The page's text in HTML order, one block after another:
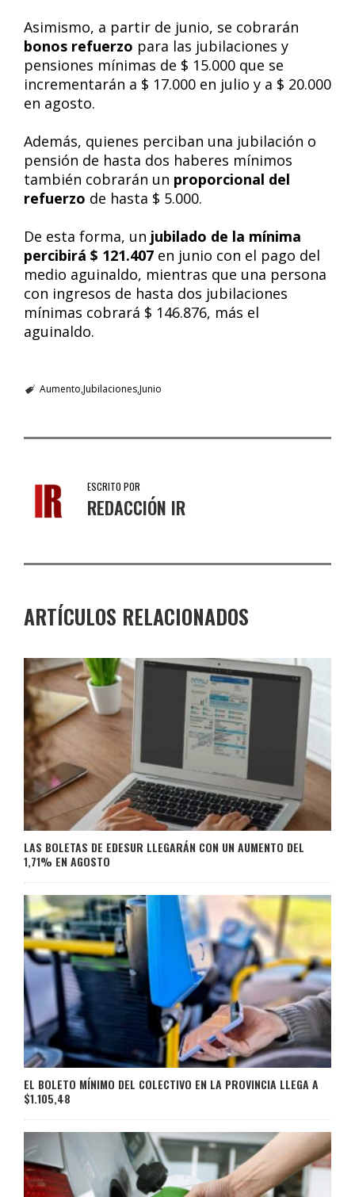
Asimismo, a partir de junio, se cobrarán
bonos refuerzo para las jubilaciones y
pensiones mínimas de $ 15.000 que se
incrementarán a $ 17.000 en julio y a $ 20.000
en agosto.
Además, quienes perciban una jubilación o
pensión de hasta dos haberes mínimos
también cobrarán un proporcional del
refuerzo de hasta $ 5.000.
De esta forma, un jubilado de la mínima
percibirá $ 121.407 en junio con el pago del
medio aguinaldo, mientras que una persona
con ingresos de hasta dos jubilaciones
mínimas cobrará $ 146.876, más el
aguinaldo.
Aumento JubilacionesJunio
ESCRITO POR
REDACCIÓN IR
ARTÍCULOS RELACIONADOS
LAS BOLETAS DE EDESUR LLEGARÁN CON UN AUMENTO DEL
1,71% EN AGOSTO
EL BOLETO MÍNIMO DEL COLECTIVO EN LA PROVINCIA LLEGA A
$1.105,48